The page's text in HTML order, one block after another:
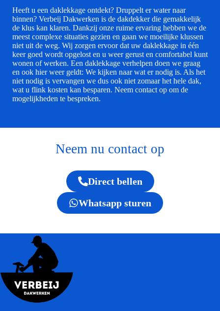
Heeft u een daklekkage ontdekt? Druppelt er water naar
binnen? Verbeij Dakwerken is de dakdekker die gemakkelijk
de klus kan klaren. Dankzij onze ruime ervaring hebben we de
meest complexe situaties gezien en gaan we moeilijke klussen
niet uit de weg. Wij zorgen ervoor dat uw daklekkage in één
keer goed wordt opgelost en u weer gerust en comfortabel kunt
wonen of werken. Een daklekkage verhelpen doen we graag
en ook hier weer geldt: We kijken naar wat er nodig is. Als het
niet nodig is vervangen we dus ook niet zomaar het hele dak,
wat u flink kosten kan besparen. Neem contact op om de
mogelijkheden te bespreken.
Neem nu contact op
Direct bellen
Whatsapp sturen